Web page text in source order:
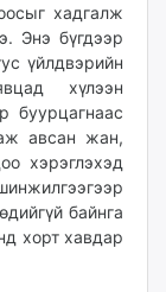
хадгалж
Энэ бүгдээр
үйлдвэрийн
хүлээн
буурцагнаас
авсан жан,
хэрэглэхэд
байнга
хорт хавдар